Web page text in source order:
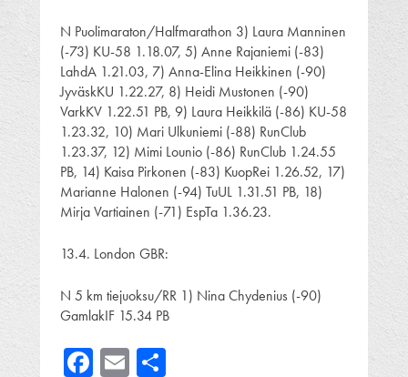
N Puolimaraton/Halfmarathon 3) Laura Manninen
(-73) KU-58 1.18.07, 5) Anne Rajaniemi (-83)
LahdA 1.21.03, 7) Anna-Elina Heikkinen (-90)
JyväskKU 1.22.27, 8) Heidi Mustonen (-90)
VarkKV 1.22.51 PB, 9) Laura Heikkilä (-86) KU-58
1.23.32, 10) Mari Ulkuniemi (-88) RunClub
1.23.37, 12) Mimi Lounio (-86) RunClub 1.24.55
PB, 14) Kaisa Pirkonen (-83) KuopRei 1.26.52, 17)
Marianne Halonen (-94) TuUL 1.31.51 PB, 18)
Mirja Vartiainen (-71) EspTa 1.36.23.
13.4. London GBR:
N 5 km tiejuoksu/RR 1) Nina Chydenius (-90)
GamlakIF 15.34 PB
Facebook
Email